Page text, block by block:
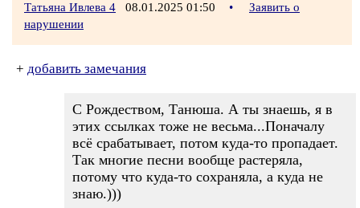
Татьяна Ивлева 4 08.01.2025 01:50 •
Заявить о
нарушении
+ добавить замечания
С Рождеством, Танюша. А ты знаешь, я в
этих ссылках тоже не весьма...Поначалу
всё срабатывает, потом куда-то пропадает.
Так многие песни вообще растеряла,
потому что куда-то сохраняла, а куда не
знаю.)))